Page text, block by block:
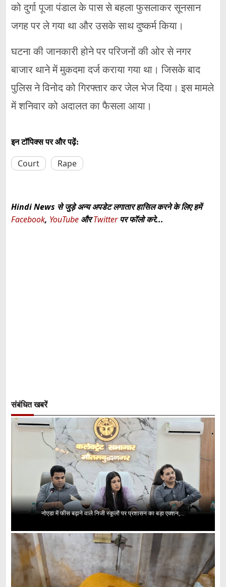
को दुर्गा पूजा पंडाल के पास से बहला फुसलाकर सूनसान
जगह पर ले गया था और उसके साथ दुष्कर्म किया।
घटना की जानकारी होने पर परिजनों की ओर से नगर
बाजार थाने में मुकदमा दर्ज कराया गया था। जिसके बाद
पुलिस ने विनोद को गिरफ्तार कर जेल भेज दिया। इस मामले
में शनिवार को अदालत का फैसला आया।
इन टॉपिक्स पर और पढ़ें:
Court Rape
Hindi News से जुड़े अन्य अपडेट लगातार हासिल करने के लिए हमें
Facebook, YouTube औरTwitterपर फॉलो करे...
संबंधित खबरें
नोएडा में फीस बढ़ाने वाले निजी स्कूलों पर प्रशासन का बड़ा एक्शन,...